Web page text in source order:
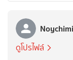
Noychimi
ดูโปรไฟล์